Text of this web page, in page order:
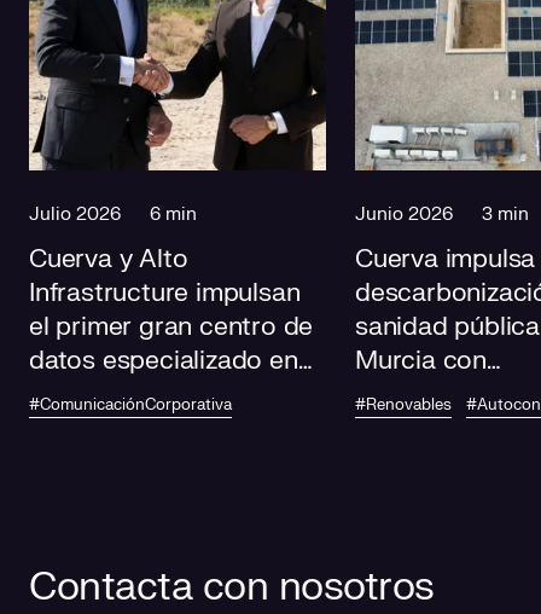
Julio 2026 6 min
Cuerva y Alto
Infrastructure impulsan
el primer gran centro de
datos especializado en
IA de Andalucía
#ComunicaciónCorporativa
Junio 2026 3 min
Cuerva
sanidad
Murcia con
autoconsumo
fotovoltaico en
#Renovables
Contacta con nosotros